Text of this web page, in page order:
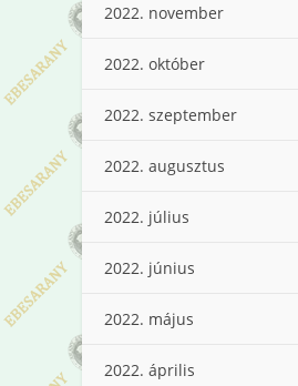
2022. november
2022. október
2022. szeptember
2022. augusztus
2022. július
2022. június
2022. május
2022. április